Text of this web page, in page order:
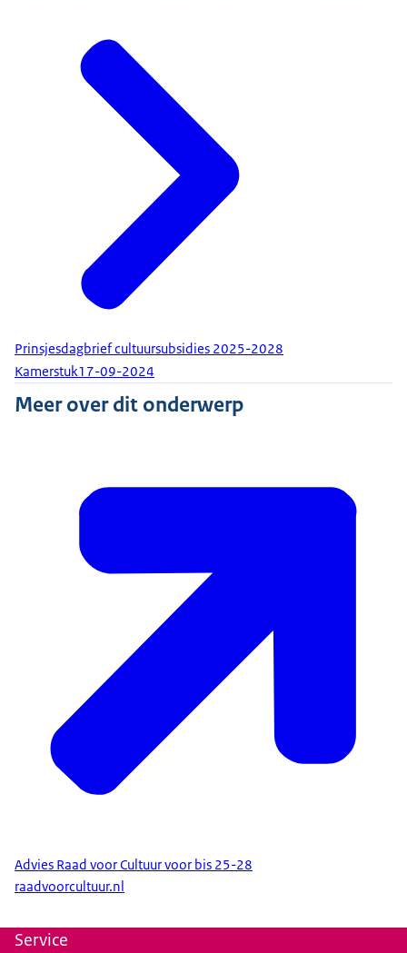
Prinsjesdagbrief cultuursubsidies 2025-2028
Kamerstuk17-09-2024
Meer over dit onderwerp
Advies Raad voor Cultuur voor bis 25-28
raadvoorcultuur.nl
Service